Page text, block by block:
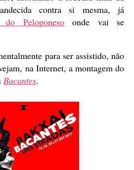
contra si mesma, já
do Peloponesoonde vai se
para ser assistido, não
na Internet, a montagem do
Bacantes.